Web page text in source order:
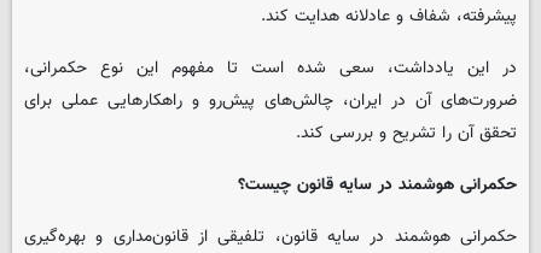
پیشرفته، شفاف و عادلانه هدایت کند.
در این یادداشت، سعی شده است تا مفهوم این نوع حکمرانی،
ضرورت‌های آن در ایران، چالش‌های پیش‌رو و راهکارهایی عملی برای
تحقق آن را تشریح و بررسی کند.
حکمرانی هوشمند در سایه قانون چیست؟
حکمرانی هوشمند در سایه قانون، تلفیقی از قانون‌مداری و بهره‌گیری